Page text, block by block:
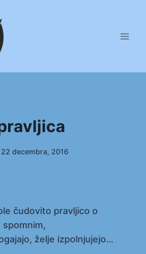
22 decembra, 2016
čudovito pravljico o
spomnim,
želje izpolnjujejo…